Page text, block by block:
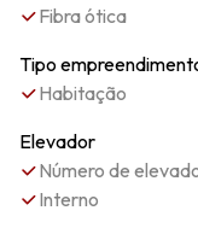
Fibra ótica
Tipo
Habitação
Elevador
Número de
Interno